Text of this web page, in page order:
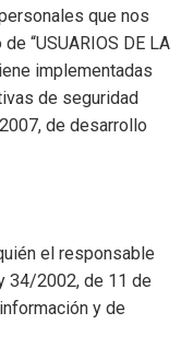
que nos
“USUARIOS DE LA
implementadas
de seguridad
de desarrollo
el responsable
34/2002, de 11 de
y de